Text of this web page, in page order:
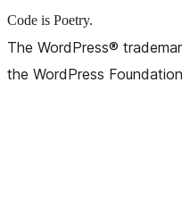
Code is Poetry.
The WordPress®
the WordPress